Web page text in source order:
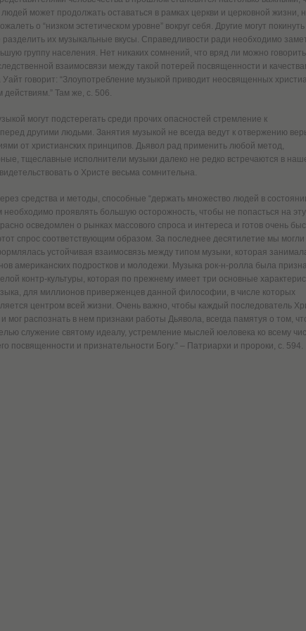
может продолжать оставаться в рамках церкви и церковной жизни,
о “низком эстетическом уровне” вокруг себя. Другие могут покинуть
разделить их музыкальные вкусы. Справедливости ради необходимо
группу населения. Нет никаких сомнений, что вряд ли можно
взаимосвязи между такой потерей посвященности и
говорит: “Злоупотребление музыкой приводит неосвященных
Там же, с. 506.
могут подстерегать среди прочих опасностей стремление к
другими людьми. Занятия музыкой не всегда ведут к отвержению
от христианских принципов. Дьявол рад применить любой метод,
тщеславные исполнители музыки далеко не редко встречаются в
о Христе весьма сомнительна.
средства и методы, способные “держать множество людей в
необходимо проявлять большую осторожность, чтобы не попасться на эту
осведомлен о рынках массового спроса и интереса и готов очень
спрос соответствующим образом. За последнее десятилетие мы могли
устойчивая взаимосвязь между типом музыки, которая
американских подростков и молодежи. Музыка рок-н-ролла была
контр-культуры, которая по прежнему имеет три основные
для миллионов приверженцев данной философии, в числе которых
центром всей жизни. Очень важно, чтобы каждый последователь
мог распознать в нем признаки работы Дьявола, всегда памятуя о том,
служение святому идеалу, устремление мыслей юеловека ко всему
посвященности и признательности Богу.” – Патриархи и пророки, с. 594.